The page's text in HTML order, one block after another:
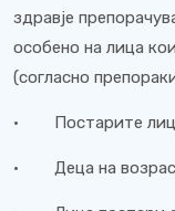
здравје
особено на лица
(согласно
· Постарите
· Деца на